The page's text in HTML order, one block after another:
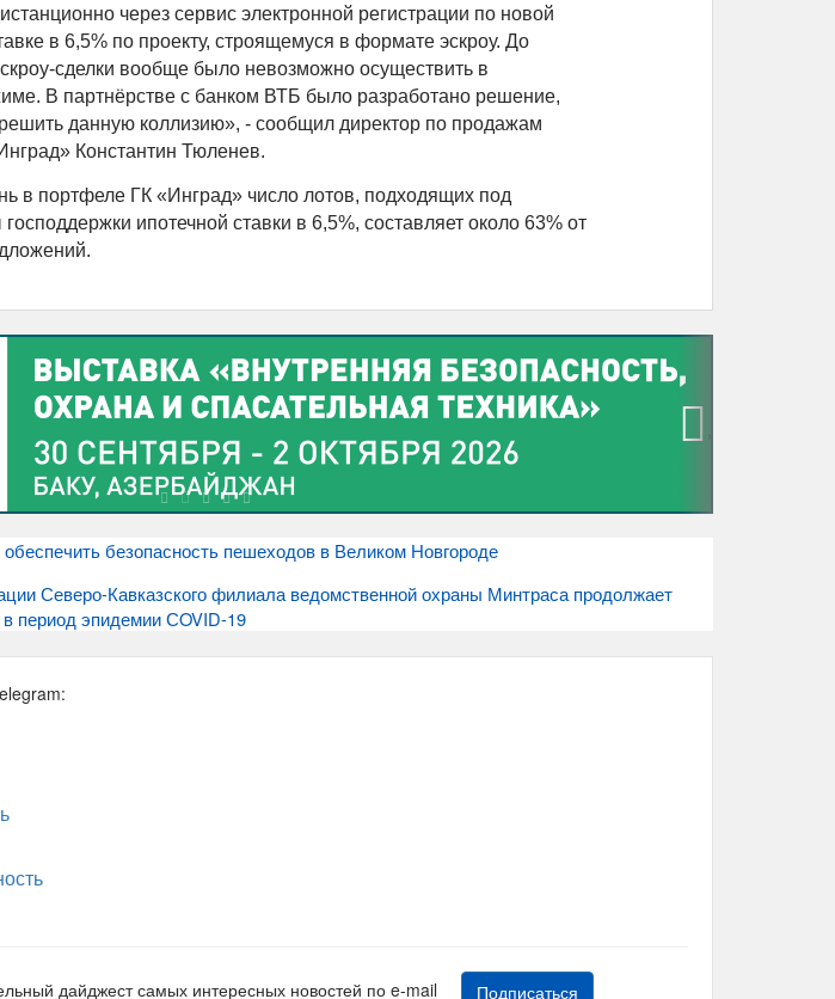
через сервис электронной регистрации по новой
в 6,5% по проекту, строящемуся в формате эскроу. До
сделки вообще было невозможно осуществить в
В партнёрстве с банком ВТБ было разработано решение,
данную коллизию», - сообщил директор по продажам
Константин Тюленев.
в портфеле ГК «Инград» число лотов, подходящих под
ипотечной ставки в 6,5%, составляет около 63% от
›
обеспечить безопасность пешеходов в Великом Новгороде
Северо-Кавказского филиала ведомственной охраны Минтраса продолжает
период эпидемии СOVID-19
дайджест самых интересных новостей по e-mail Подписаться